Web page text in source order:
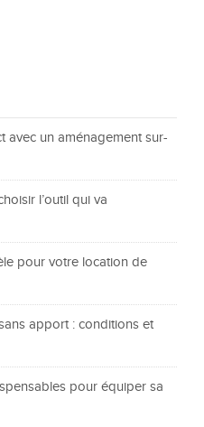
avec un aménagement sur-
l’outil qui va
pour votre location de
apport : conditions et
pour équiper sa